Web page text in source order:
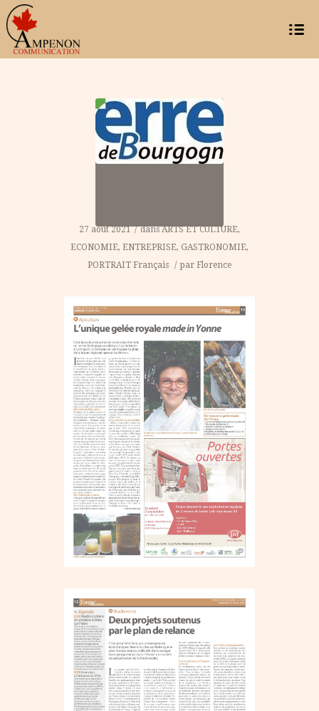
27 août 2021 / dansARTS ET CULTURE,
ECONOMIE, ENTREPRISE, GASTRONOMIE,
PORTRAIT Français / par Florence